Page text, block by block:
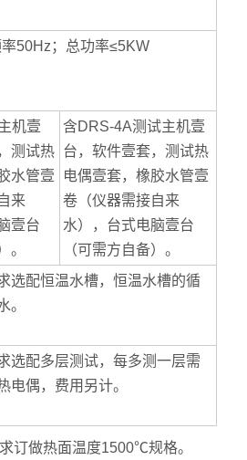
50Hz；总功率≤5KW
机壹
测试热
水管壹
来
壹台
。
含DRS-4A测试主机壹
台，软件壹套，测试热
电偶壹套，橡胶水管壹
卷（仪器需接自来
水），台式电脑壹台
（可需方自备）。
选配恒温水槽，恒温水槽的循
。
选配多层测试，每多测一层需
电偶，费用另计。
订做热面温度1500℃规格。